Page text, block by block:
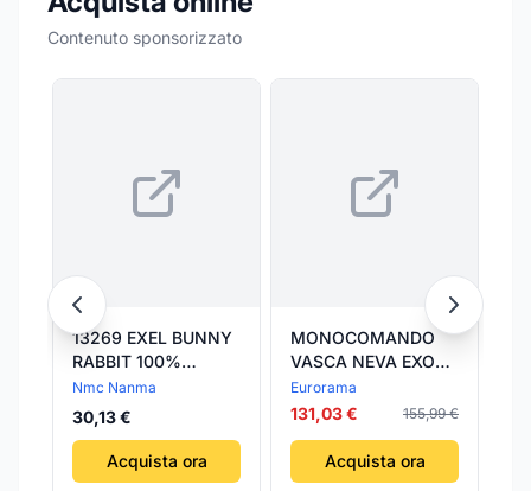
Contenuto sponsorizzato
13269 EXEL BUNNY
RABBIT 100%
SILICONE 6"
Nmc Nanma
30,13 €
Acquista ora
MONOCOMANDO
VASCA NEVA EXO
Cromo EURORAMA
Eurorama
131,03 € 155,99 €
Acquista ora